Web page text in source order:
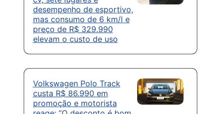
desempenho de esportivo,
mas consumo de 6 km/l e
preço de R$ 329.990
elevam o custo de uso
Volkswagen Polo Track
custa R$ 86.990 em
promoção e motorista